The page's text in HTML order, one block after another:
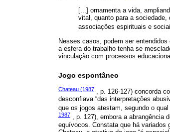
[...] ornamenta a vida,
vital, quanto para a
associações espirituais e
Nesses casos, podem ser
a esfera do trabalho tenha se
vinculação com processos
Jogo espontâneo
Chateau (1987 , p. 126-127) concorda
desconfiava “das interpretações
que os jogos atestam, segundo o
1987 , p. 127), embora a abrangência
equívocos. Constata que há variados